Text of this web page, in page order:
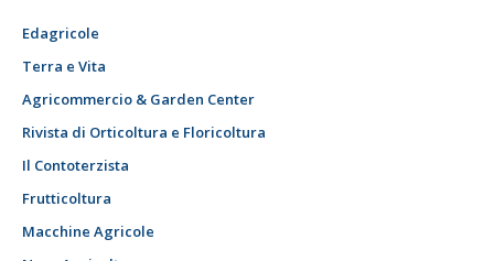
Edagricole
Terra e Vita
Agricommercio & Garden Center
Rivista di Orticoltura e Floricoltura
Il Contoterzista
Frutticoltura
Macchine Agricole